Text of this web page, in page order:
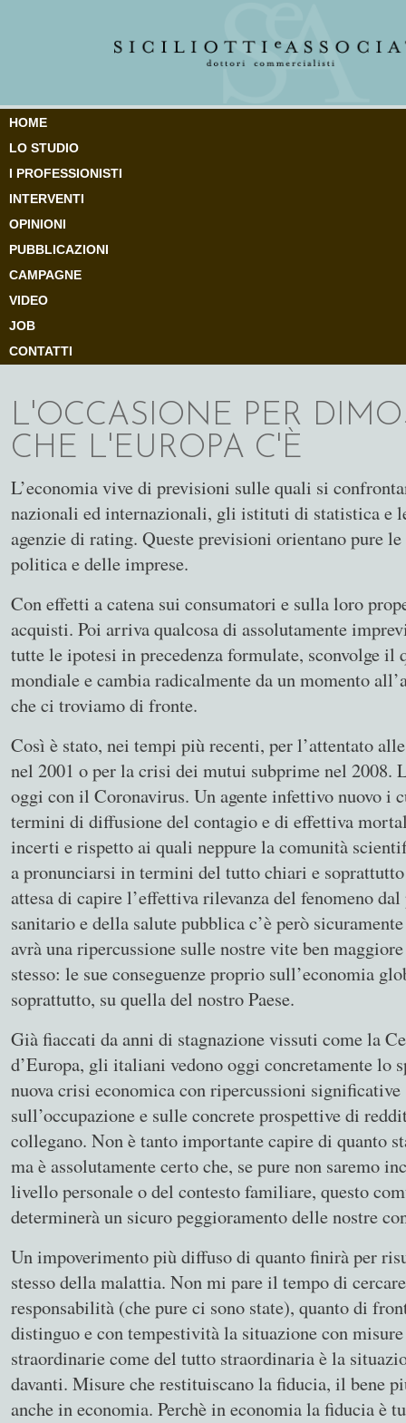
HOME
LO STUDIO
I PROFESSIONISTI
INTERVENTI
OPINIONI
PUBBLICAZIONI
CAMPAGNE
VIDEO
JOB
CONTATTI
L'OCCASIONE PER
CHE L'EUROPA C'È
L’economia vive di previsioni sulle quali si
nazionali ed internazionali, gli istituti di statistica e
agenzie di rating. Queste previsioni orientano pure
politica e delle imprese.
Con effetti a catena sui consumatori e sulla loro
acquisti. Poi arriva qualcosa di assolutamente
tutte le ipotesi in precedenza formulate, sconvolge il
mondiale e cambia radicalmente da un momento
che ci troviamo di fronte.
Così è stato, nei tempi più recenti, per l’attentato
nel 2001 o per la crisi dei mutui subprime nel 2008.
oggi con il Coronavirus. Un agente infettivo nuovo i
termini di diffusione del contagio e di effettiva
incerti e rispetto ai quali neppure la comunità
a pronunciarsi in termini del tutto chiari e
attesa di capire l’effettiva rilevanza del fenomeno
sanitario e della salute pubblica c’è però
avrà una ripercussione sulle nostre vite ben
stesso: le sue conseguenze proprio sull’economia
soprattutto, su quella del nostro Paese.
Già fiaccati da anni di stagnazione vissuti come la
d’Europa, gli italiani vedono oggi concretamente lo
nuova crisi economica con ripercussioni
sull’occupazione e sulle concrete prospettive di
collegano. Non è tanto importante capire di quanto
ma è assolutamente certo che, se pure non saremo
livello personale o del contesto familiare, questo
determinerà un sicuro peggioramento delle nostre
Un impoverimento più diffuso di quanto finirà per
stesso della malattia. Non mi pare il tempo di
responsabilità (che pure ci sono state), quanto di
distinguo e con tempestività la situazione con
straordinarie come del tutto straordinaria è la
davanti. Misure che restituiscano la fiducia, il bene
anche in economia. Perchè in economia la fiducia è